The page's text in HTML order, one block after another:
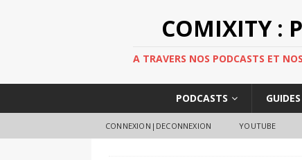
COMIXITY :
A TRAVERS NOS PODCASTS ET
PODCASTS
CONNEXION|DECONNEXION YOUTUBE